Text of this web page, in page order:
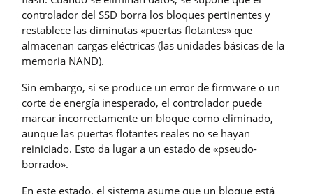
controlador del SSD borra los bloques pertinentes y
restablece las diminutas «puertas flotantes» que
almacenan cargas eléctricas (las unidades básicas de la
memoria NAND).
Sin embargo, si se produce un error de firmware o un
corte de energía inesperado, el controlador puede
marcar incorrectamente un bloque como eliminado,
aunque las puertas flotantes reales no se hayan
reiniciado. Esto da lugar a un estado de «pseudo-
borrado».
En este estado, el sistema asume que un bloque está